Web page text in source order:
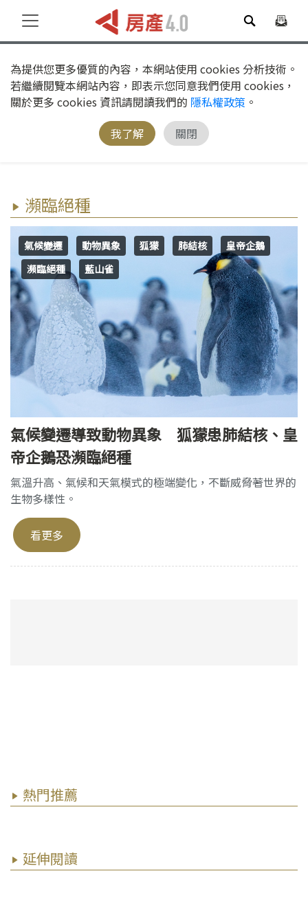
為提供您更多優質的內容，本網站使用 cookies 分析技術。
若繼續閱覽本網站內容，即表示您同意我們使用 cookies，
關於更多 cookies 資訊請閱讀我們的 隱私權政策 。
我了解
關閉
瀕臨絕種
氣候變遷 動物異象 狐獴 肺結核
皇帝企鵝
瀕臨絕種
藍山雀
氣候變遷導致動物異象 狐獴患肺結核、皇
帝企鵝恐瀕臨絕種
氣溫升高、氣候和天氣模式的極端變化，不斷威脅著世界的
生物多樣性。
看更多
熱門推薦
延伸閱讀